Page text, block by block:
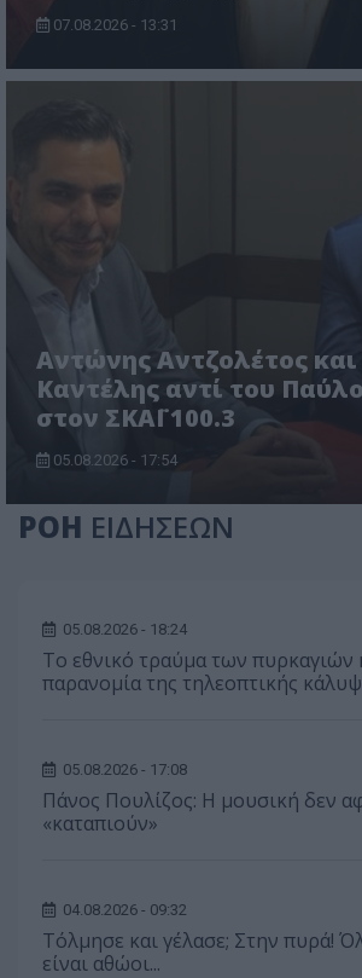
07.08.2026 - 13:31
Αντώνης Αντζολέτος και
Καντέλης αντί του
στον ΣΚΑΪ 100.3
05.08.2026 - 17:54
ΡΟΗ ΕΙΔΗΣΕΩΝ
05.08.2026 - 18:24
Το εθνικό τραύμα των πυρκαγιών
παρανομία της τηλεοπτικής
05.08.2026 - 17:08
Πάνος Πουλίζος: Η μουσική δεν
«καταπιούν»
04.08.2026 - 09:32
Τόλμησε και γέλασε; Στην πυρά!
είναι αθώοι...